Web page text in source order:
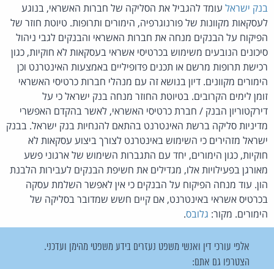
בנק ישראל עומד להגביל את הסליקה של חברות האשראי, בנוגע
לעסקאות מקוונות של פורנוגרפיה, הימורים ותרופות. טיוטת חוזר של
הפיקוח על הבנקים מנחה את חברות האשראי והבנקים לגבי ניהול
סיכונים הנובעים משימוש בכרטיסי אשראי בעסקאות לא חוקיות, כגון
רכישת תרופות מרשם או תכנים פדופיליים באמצעות האינטרנט וכן
הימורים מקוונים. דיון בנושא זה עם מנהלי חברות כרטיסי האשראי
זומן לימים הקרובים. בטיוטת החוזר מנחה בנק ישראל כי על
דירקטוריון הבנק / חברת כרטיסי האשראי, לאשר בהקדם האפשרי
מדיניות סליקה ברשת האינטרנט בהתאם להנחיות בנק ישראל. בבנק
ישראל מזהירים כי השימוש באינטרנט לצורך ביצוע עסקאות לא
חוקיות, כגון הימורים, יחד עם התגברות השימוש של ארגוני פשע
מאורגן בפעילויות אלו, מגדילים את חשיפת הבנקים לעבירות הלבנת
הון. עוד מנחה הפיקוח על הבנקים כי אין לאפשר השלמת עסקה
בכרטיס אשראי באינטרנט, אם קיים חשש שמדובר בסליקה של
הימורים. מקור: גלובס.
אלפי עורכי דין ואנשי משפט נעזרים בידע משפטי מהימן ועדכני.
הצטרפו גם אתם: